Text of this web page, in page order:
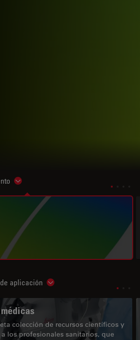
Show subnavigation
aplicación Show subnavigation
colección de recursos científicos y
los profesionales sanitarios, que